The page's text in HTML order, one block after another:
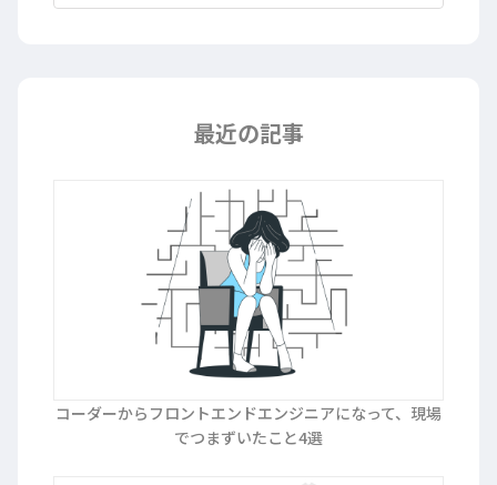
最近の記事
コーダーからフロントエンドエンジニアになって、現場
でつまずいたこと4選